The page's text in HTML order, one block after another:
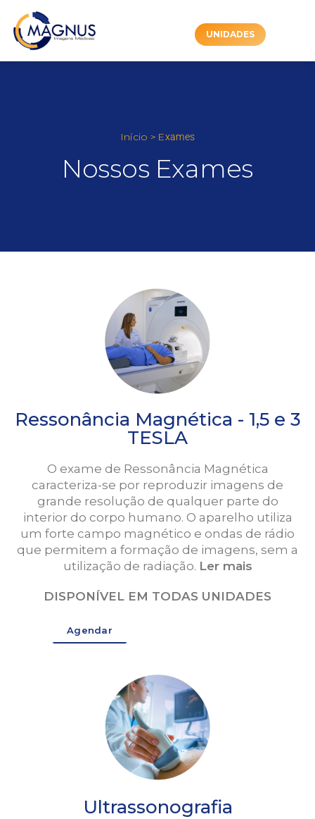
UNIDADES
Início > Exames
Nossos Exames
Ressonância Magnética - 1,5 e 3
TESLA
O exame de Ressonância Magnética
caracteriza-se por reproduzir imagens de
grande resolução de qualquer parte do
interior do corpo humano. O aparelho utiliza
um forte campo magnético e ondas de rádio
que permitem a formação de imagens, sem a
utilização de radiação. Ler mais
DISPONÍVEL EM TODAS UNIDADES
Agendar
Ultrassonografia